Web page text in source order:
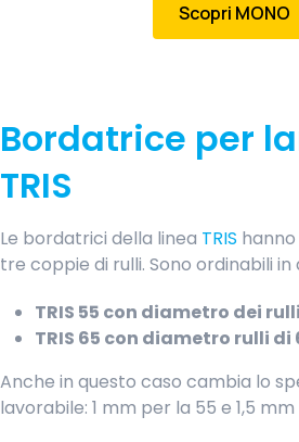
Scopri MONO
Bordatrice per
TRIS
Le bordatrici della linea TRIS
tre coppie di rulli. Sono ordinabili in
TRIS 55 con diametro dei
TRIS 65 con diametro rulli di
Anche in questo caso cambia lo
lavorabile: 1 mm per la 55 e 1,5